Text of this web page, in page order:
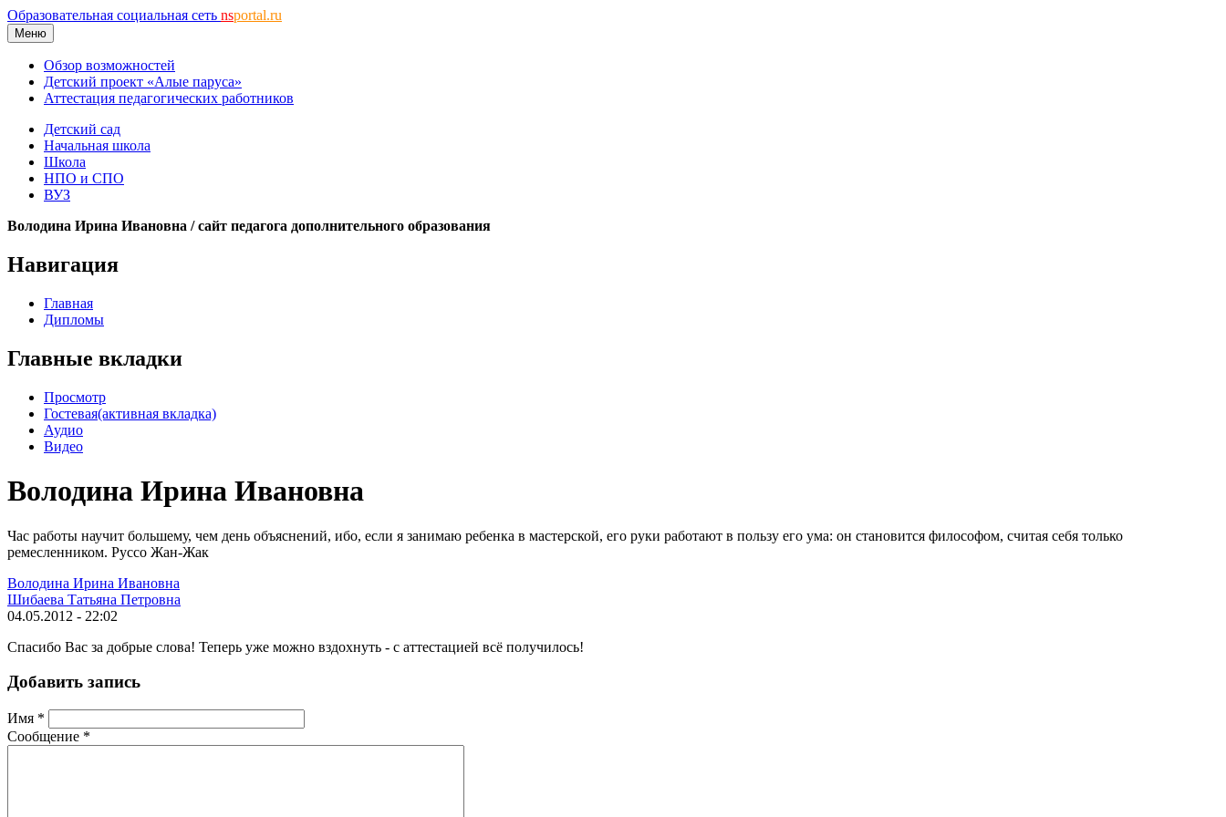
Образовательная социальная сеть nsportal.ru
Меню
Обзор возможностей
Детский проект «Алые паруса»
Аттестация педагогических работников
Детский сад
Начальная школа
Школа
НПО и СПО
ВУЗ
Володина Ирина Ивановна / сайт педагога дополнительного образования
Навигация
Главная
Дипломы
Главные вкладки
Просмотр
Гостевая(активная вкладка)
Аудио
Видео
Володина Ирина Ивановна
Час работы научит большему, чем день объяснений, ибо, если я занимаю ребенка в мастерской, его руки работают в пользу его ума: он становится философом, считая себя только
ремесленником. Руссо Жан-Жак
Володина Ирина Ивановна
Шибаева Татьяна Петровна
04.05.2012 - 22:02
Спасибо Вас за добрые слова! Теперь уже можно вздохнуть - с аттестацией всё получилось!
Добавить запись
Имя *
Сообщение *